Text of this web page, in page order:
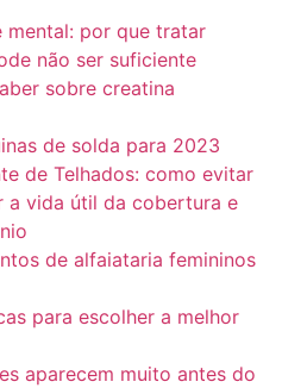
mental: por que tratar
não ser suficiente
sobre creatina
de solda para 2023
de Telhados: como evitar
a vida útil da cobertura e
de alfaiataria femininos
para escolher a melhor
aparecem muito antes do